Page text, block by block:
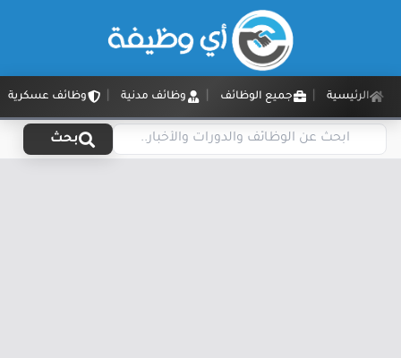
الرئيسية جميع الوظائف وظائف مدنية وظائف عسكرية
بحث